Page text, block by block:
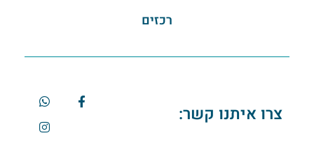
רכזים
צרו איתנו קשר: